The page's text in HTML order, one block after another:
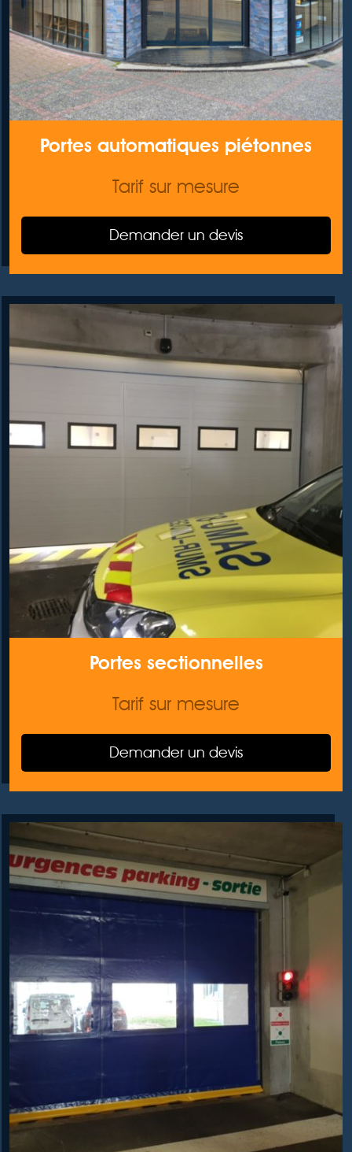
Portes automatiques piétonnes
Tarif sur mesure
Demander un devis
Portes sectionnelles
Tarif sur mesure
Demander un devis